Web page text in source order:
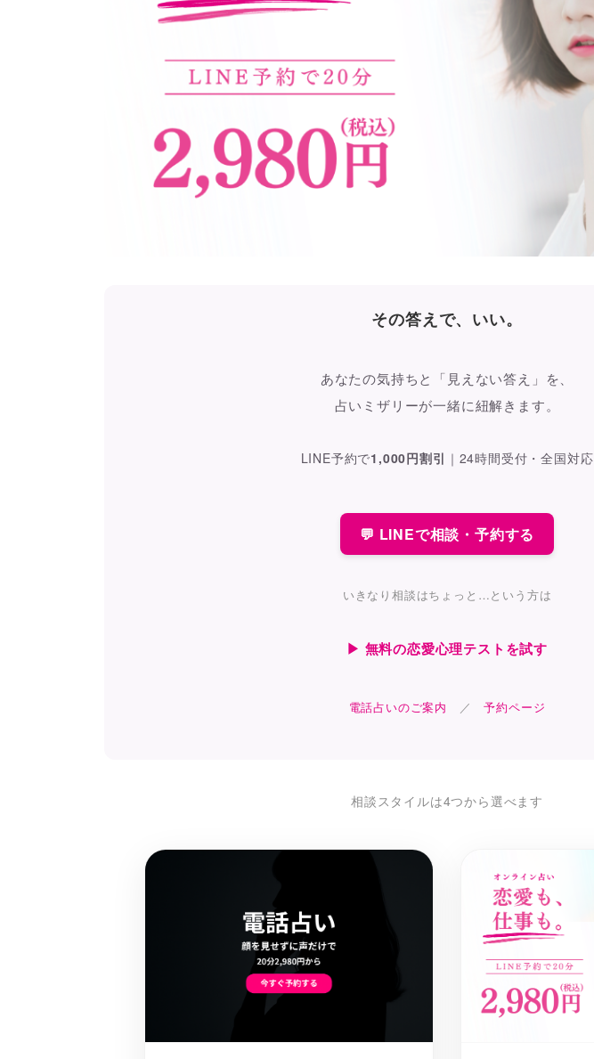
その答えで、いい。
あなたの気持ちと「見えない答え」を、
占いミザリーが一緒に紐解きます。
LINE予約で1,000円割引 ｜ 24時間受付・全国対応
💬 LINEで相談・予約する
いきなり相談はちょっと…という方は
▶ 無料の恋愛心理テストを試す
電話占いのご案内 ／予約ページ
相談スタイルは4つから選べます